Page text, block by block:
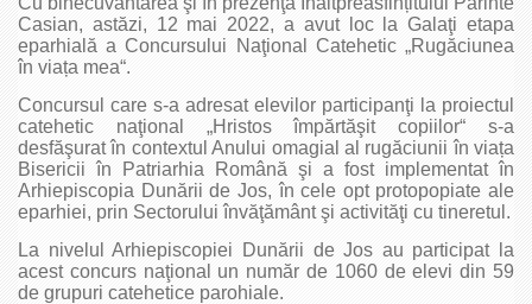
Casian, astăzi, 12 mai 2022, a avut loc la Galaţi etapa
eparhială a Concursului Naţional Catehetic „Rugăciunea
în viața mea“.
Concursul care s-a adresat elevilor participanţi la proiectul
catehetic naţional „Hristos împărtăşit copiilor“ s-a
desfăşurat în contextul Anului omagial al rugăciunii în viața
Bisericii în Patriarhia Română şi a fost implementat în
Arhiepiscopia Dunării de Jos, în cele opt protopopiate ale
eparhiei, prin Sectorului învăţământ şi activităţi cu tineretul.
La nivelul Arhiepiscopiei Dunării de Jos au participat la
acest concurs naţional un număr de 1060 de elevi din 59
de grupuri catehetice parohiale.